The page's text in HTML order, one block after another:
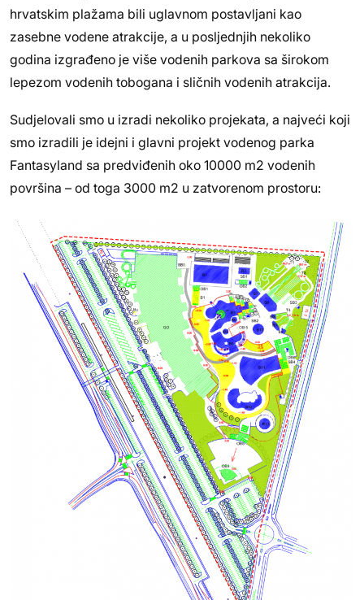
hrvatskim plažama bili uglavnom postavljani kao
zasebne vodene atrakcije, a u posljednjih nekoliko
godina izgrađeno je više vodenih parkova sa širokom
lepezom vodenih tobogana i sličnih vodenih atrakcija.
Sudjelovali smo u izradi nekoliko projekata, a najveći koji
smo izradili je idejni i glavni projekt vodenog parka
Fantasyland sa predviđenih oko 10000 m2 vodenih
površina – od toga 3000 m2 u zatvorenom prostoru: